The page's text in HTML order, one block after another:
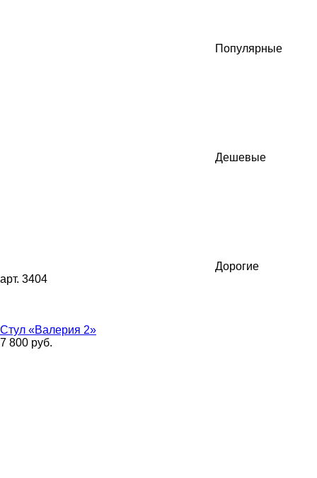
Популярные
Дешевые
Дорогие
арт. 3404
Стул «Валерия 2»
7 800 руб.